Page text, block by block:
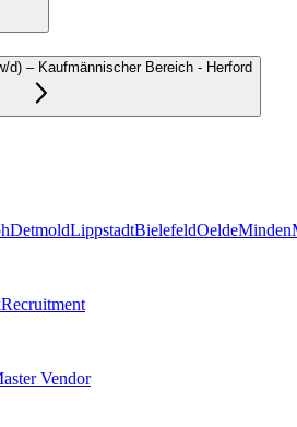
d) – Kaufmännischer Bereich - Herford
DetmoldLippstadtBielefeldOeldeMinden
Recruitment
Vendor